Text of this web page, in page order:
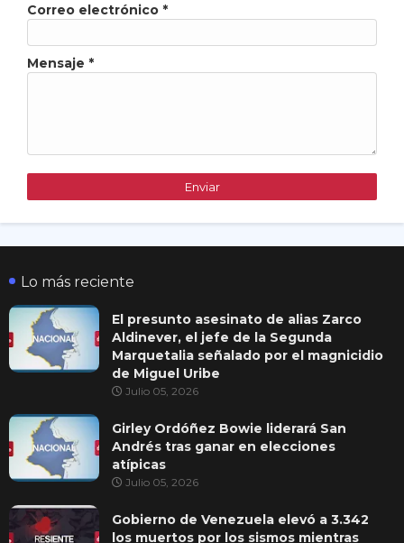
Correo electrónico *
Mensaje *
Lo más reciente
El presunto asesinato de alias Zarco
Aldinever, el jefe de la Segunda
Marquetalia señalado por el magnicidio
de Miguel Uribe
Julio 05, 2026
Girley Ordóñez Bowie liderará San
Andrés tras ganar en elecciones
atípicas
Julio 05, 2026
Gobierno de Venezuela elevó a 3.342
los muertos por los sismos mientras